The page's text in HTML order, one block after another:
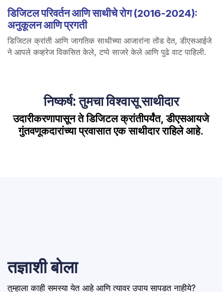
डिजिटल परिवर्तन आणि साथीचे रोग (2016-2024):
अनुकूलन आणि प्रगती
डिजिटल क्रांती आणि जागतिक साथीच्या आजारांना तोंड देत, डीएसआईजे
ने आपले कव्हरेज विकसित केले, टप्पे साजरे केले आणि पुढे वाट पाहिली.
निष्कर्ष: तुमचा विश्वासू साथीदार
उदारीकरणापासून ते डिजिटल क्रांतीपर्यंत, डीएसआयजे
गुंतवणूकदारांच्या प्रवासात एक साथीदार राहिले आहे.
तज्ञाशी बोला
तुम्हाला काही समस्या येत आहे आणि त्यावर उपाय सापडत नाहीये?